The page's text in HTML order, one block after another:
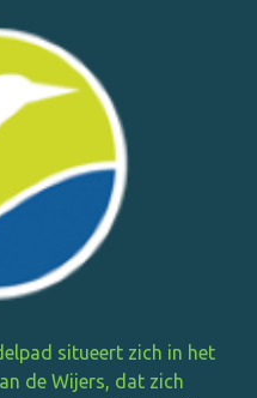
situeert zich in het
de Wijers, dat zich